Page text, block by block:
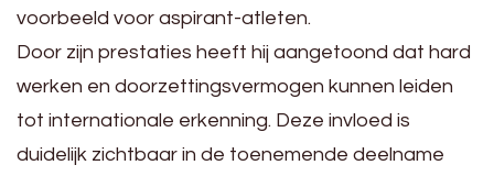
voorbeeld voor aspirant-atleten.
Door zijn prestaties heeft hij aangetoond dat hard
werken en doorzettingsvermogen kunnen leiden
tot internationale erkenning. Deze invloed is
duidelijk zichtbaar in de toenemende deelname